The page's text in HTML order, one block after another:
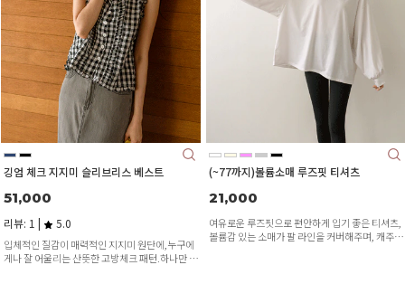
깅엄 체크 지지미 슬리브리스 베스트
51,000
리뷰: 1 | 5.0
입체적인 질감이 매력적인 지지미 원단에,누구에
게나 잘 어울리는 산뜻한 고방체크 패턴.하나만 입
(~77까지)볼륨소매 루즈핏 티셔츠
21,000
여유로운 루즈핏으로 편안하게 입기 좋은 티셔츠,
볼륨감 있는 소매가 팔 라인을 커버해주며, 캐주얼